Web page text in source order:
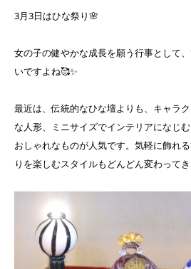
3月3日はひな祭り🌸
女の子の健やかな成長を願う行事として
いですよね🥰✨
最近は、伝統的なひな壇よりも、キャラ
な人形、ミニサイズでインテリアになじ
おしゃれなものが人気です。気軽に飾れ
りを楽しむスタイルもどんどん変わって